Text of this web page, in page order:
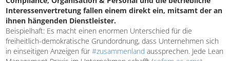
Interessenvertretung fallen einem direkt ein, mitsamt der an
ihnen hängenden Dienstleister.
Beispielhaft: Es macht einen enormen Unterschied für die
freiheitlich-demokratische Grundordnung, dass Unternehmen sich
in einseitigen Anzeigen für#zusammenland aussprechen. Jede Lean